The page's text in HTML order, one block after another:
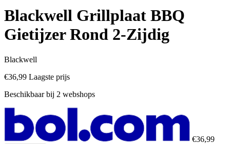
Blackwell Grillplaat BBQ
Gietijzer Rond 2-Zijdig
Blackwell
€36,99 Laagste prijs
Beschikbaar bij 2 webshops
€36,99